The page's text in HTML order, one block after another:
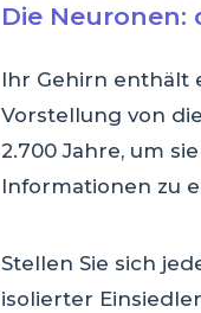
Die
Ihr Gehirn enthält
Vorstellung von
2.700 Jahre, um
Informationen zu
Stellen Sie sich
isolierter